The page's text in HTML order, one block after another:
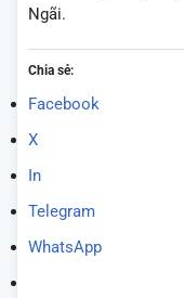
Ngãi.
Chia sẻ:
Facebook
X
In
Telegram
WhatsApp